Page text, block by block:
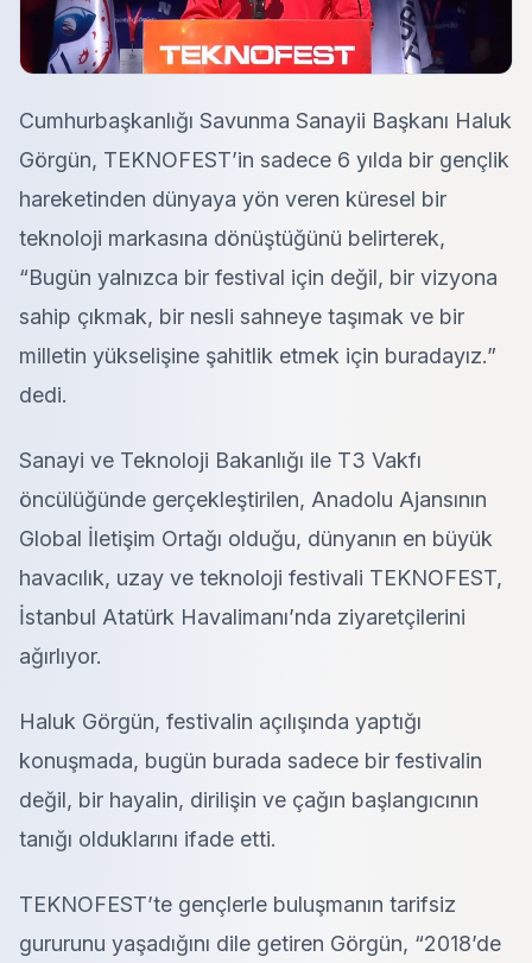
Cumhurbaşkanlığı Savunma Sanayii Başkanı Haluk
Görgün, TEKNOFEST’in sadece 6 yılda bir gençlik
hareketinden dünyaya yön veren küresel bir
teknoloji markasına dönüştüğünü belirterek,
“Bugün yalnızca bir festival için değil, bir vizyona
sahip çıkmak, bir nesli sahneye taşımak ve bir
milletin yükselişine şahitlik etmek için buradayız.”
dedi.
Sanayi ve Teknoloji Bakanlığı ile T3 Vakfı
öncülüğünde gerçekleştirilen, Anadolu Ajansının
Global İletişim Ortağı olduğu, dünyanın en büyük
havacılık, uzay ve teknoloji festivali TEKNOFEST,
İstanbul Atatürk Havalimanı’nda ziyaretçilerini
ağırlıyor.
Haluk Görgün, festivalin açılışında yaptığı
konuşmada, bugün burada sadece bir festivalin
değil, bir hayalin, dirilişin ve çağın başlangıcının
tanığı olduklarını ifade etti.
TEKNOFEST’te gençlerle buluşmanın tarifsiz
gururunu yaşadığını dile getiren Görgün, “2018’de